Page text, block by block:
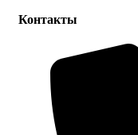
Контакты